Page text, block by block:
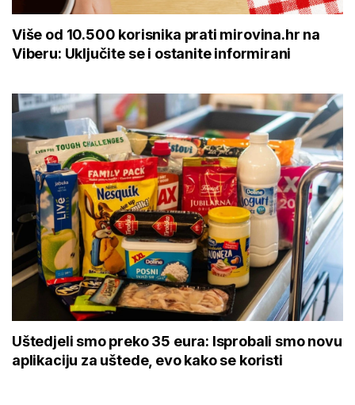
Više od 10.500 korisnika prati mirovina.hr na
Viberu: Uključite se i ostanite informirani
Uštedjeli smo preko 35 eura: Isprobali smo novu
aplikaciju za uštede, evo kako se koristi